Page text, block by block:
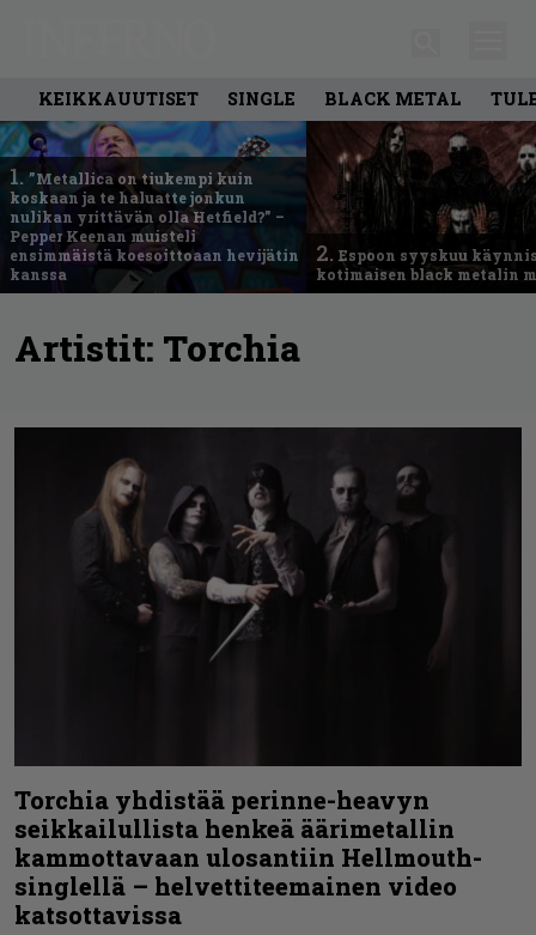
KEIKKAUUTISET SINGLE BLACK METAL
1. ”Metallica on tiukempi kuin
koskaan ja te haluatte jonkun
nulikan yrittävän olla Hetfield?” –
Pepper Keenan muisteli
ensimmäistä koesoittoaan hevijätin
kanssa
2. Espoon syyskuu
kotimaisen black metalin
Artistit: Torchia
Torchia yhdistää perinne-heavyn
seikkailullista henkeä äärimetallin
kammottavaan ulosantiin Hellmouth-
singlellä – helvettiteemainen video
katsottavissa